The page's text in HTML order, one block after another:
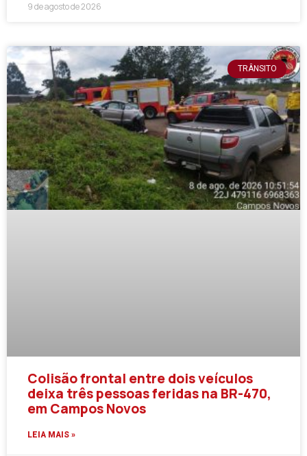
9 de agosto de 2026
TRÂNSITO
Colisão frontal entre dois veículos
deixa três pessoas feridas na BR-470,
em Campos Novos
LEIA MAIS »